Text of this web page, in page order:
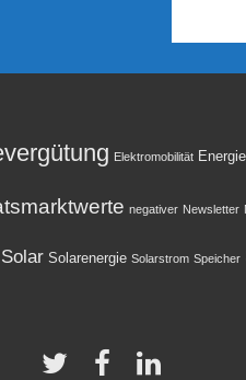
Elektromobilität Energie
negativer Newsletter
Solar Solarenergie Solarstrom Speicher